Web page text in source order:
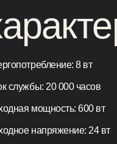
8 вт
службы: 20 000 часов
мощность: 600 вт
напряжение: 24 вт